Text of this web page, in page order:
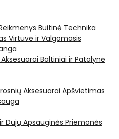
Buitinė Technika
Virtuvė ir Valgomasis
Baltiniai ir Patalynė
Aksesuarai Apšvietimas
Dujų Apsauginės Priemonės